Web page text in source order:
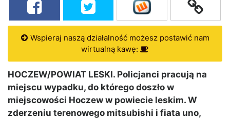
Wspieraj naszą działalność możesz postawić nam
wirtualną kawę:
HOCZEW/POWIAT LESKI. Policjanci pracują na
miejscu wypadku, do którego doszło w
miejscowości Hoczew w powiecie leskim. W
zderzeniu terenowego mitsubishi i fiata uno,